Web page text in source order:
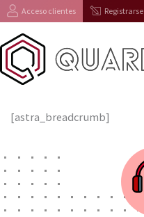
al
contenido
Acceso clientes Registrarse
[astra_breadcrumb]